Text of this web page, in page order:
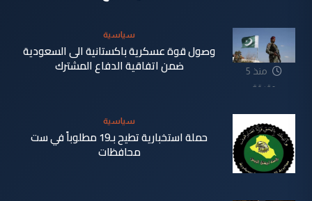
منذ 5
دقيقة
سياسية
وصول قوة عسكرية باكستانية الى السعودية
ضمن اتفاقية الدفاع المشترك
سياسية
حملة استخبارية تطيح بـ19 مطلوباً في ست
محافظات